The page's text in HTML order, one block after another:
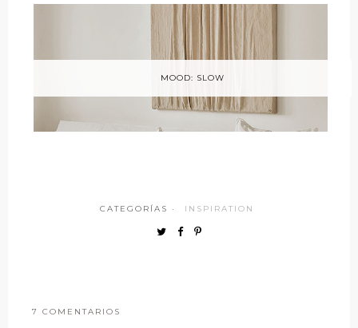
MOOD: SLOW
CATEGORÍAS · INSPIRATION
7 COMENTARIOS